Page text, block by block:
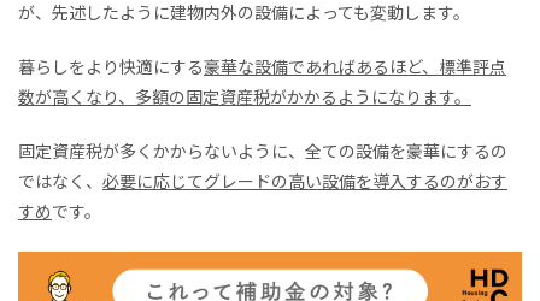
が、先述したように建物内外の設備によっても変動します。
暮らしをより快適にする豪華な設備であればあるほど、標準評点
数が高くなり、多額の固定資産税がかかるようになります。
固定資産税が多くかからないように、全ての設備を豪華にするの
ではなく、 必要に応じてグレードの高い設備を導入するのがおす
すめです。